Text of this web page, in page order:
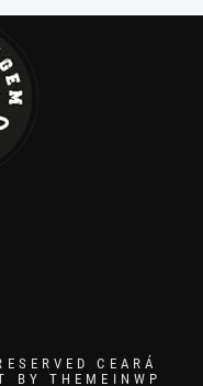
CEARÁ
BYTHEMEINWP